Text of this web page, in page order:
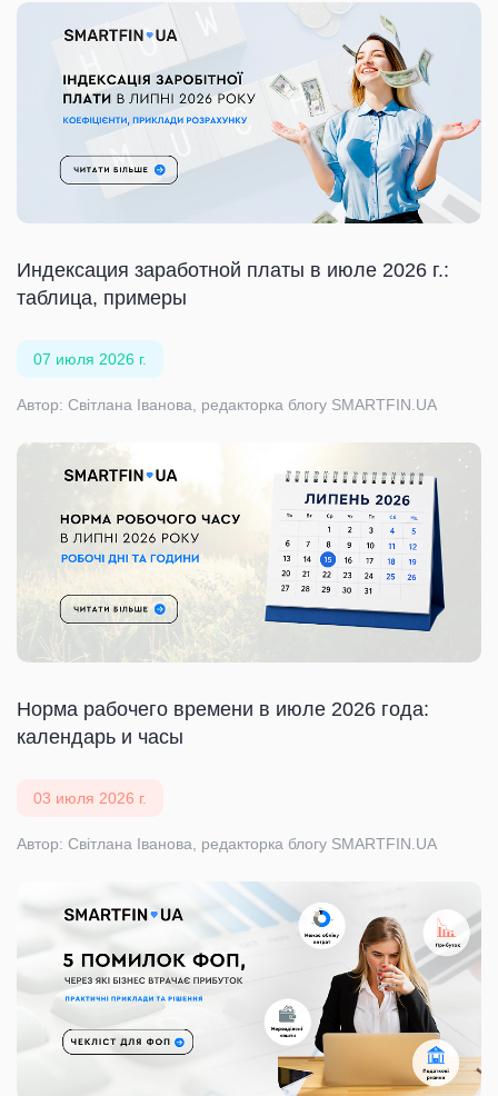
Индексация заработной платы в июле 2026 г.:
таблица, примеры
07 июля 2026 г.
Автор: Світлана Іванова, редакторка блогу SMARTFIN.UA
Норма рабочего времени в июле 2026 года:
календарь и часы
03 июля 2026 г.
Автор: Світлана Іванова, редакторка блогу SMARTFIN.UA